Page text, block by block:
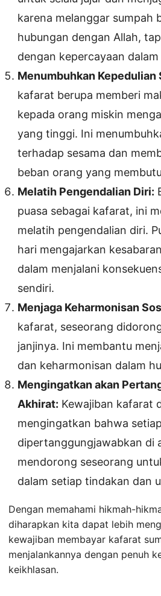
karena melanggar sumpah
hubungan dengan Allah,
dengan kepercayaan
Menumbuhkan Kepedulian
kafarat berupa memberi
kepada orang miskin
yang tinggi. Ini
terhadap sesama dan
beban orang yang
Melatih Pengendalian Diri:
puasa sebagai kafarat, ini
melatih pengendalian diri.
hari mengajarkan
dalam menjalani
sendiri.
Menjaga Keharmonisan
kafarat, seseorang
janjinya. Ini membantu
dan keharmonisan dalam
Mengingatkan akan
Akhirat: Kewajiban kafarat
mengingatkan bahwa
dipertanggungjawabkan di
mendorong seseorang
dalam setiap tindakan dan
Dengan memahami hikmah-
diharapkan kita dapat lebih
kewajiban membayar kafarat
menjalankannya dengan penuh
keikhlasan.